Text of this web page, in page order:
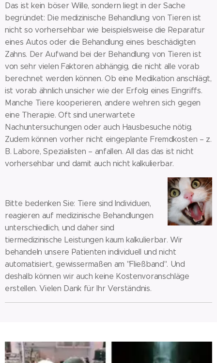
Das ist kein böser Wille, sondern liegt in der Sache
begründet: Die medizinische Behandlung von Tieren ist
nicht so vorhersehbar wie beispielsweise die Reparatur
eines Autos oder die Behandlung eines beschädigten
Zahns. Der Aufwand bei der Behandlung von Tieren ist
von sehr vielen Faktoren abhängig, die nicht alle vorab
berechnet werden können. Ob eine Medikation anschlägt,
ist vorab ähnlich unsicher wie der Erfolg eines Eingriffs.
Manche Tiere kooperieren, andere wehren sich gegen
eine Therapie. Oft sind unerwartete
Nachuntersuchungen oder auch Hausbesuche nötig.
Zudem können vorher nicht eingeplante Fremdkosten – z.
B. Labore, Spezialisten – anfallen. All das das ist nicht
vorhersehbar und damit auch nicht kalkulierbar.
Bitte bedenken Sie: Tiere sind Individuen,
reagieren auf medizinische Behandlungen
unterschiedlich, und daher sind
tiermedizinische Leistungen kaum kalkulierbar. Wir
behandeln unsere Patienten individuell und nicht
automatisiert, gewissermaßen am "Fließband". Und
deshalb können wir auch keine Kostenvoranschläge
erstellen. Vielen Dank für Ihr Verständnis.